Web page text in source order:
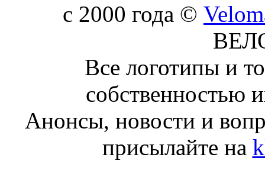
c 2000 года ©
Все логотипы и
собственностью
Анонсы, новости и
присылайте на